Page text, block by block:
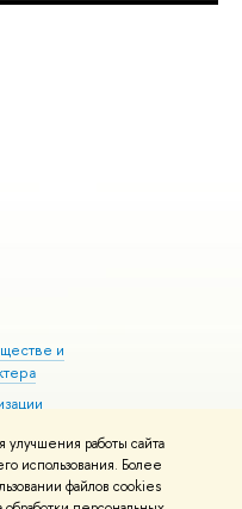
работы сайта
использования. Более
файлов cookies
и
здоровья